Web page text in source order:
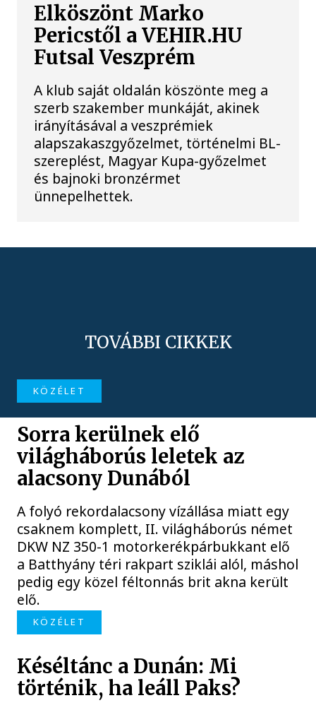
Elköszönt Marko
Pericstől a VEHIR.HU
Futsal Veszprém
A klub saját oldalán köszönte meg a
szerb szakember munkáját, akinek
irányításával a veszprémiek
alapszakaszgyőzelmet, történelmi BL-
szereplést, Magyar Kupa-győzelmet
és bajnoki bronzérmet
ünnepelhettek.
TOVÁBBI CIKKEK
KÖZÉLET
Sorra kerülnek elő
világháborús leletek az
alacsony Dunából
A folyó rekordalacsony vízállása miatt egy
csaknem komplett, II. világháborús német
DKW NZ 350-1 motorkerékpárbukkant elő
a Batthyány téri rakpart sziklái alól, máshol
pedig egy közel féltonnás brit akna került
elő.
KÖZÉLET
Késéltánc a Dunán: Mi
történik, ha leáll Paks?